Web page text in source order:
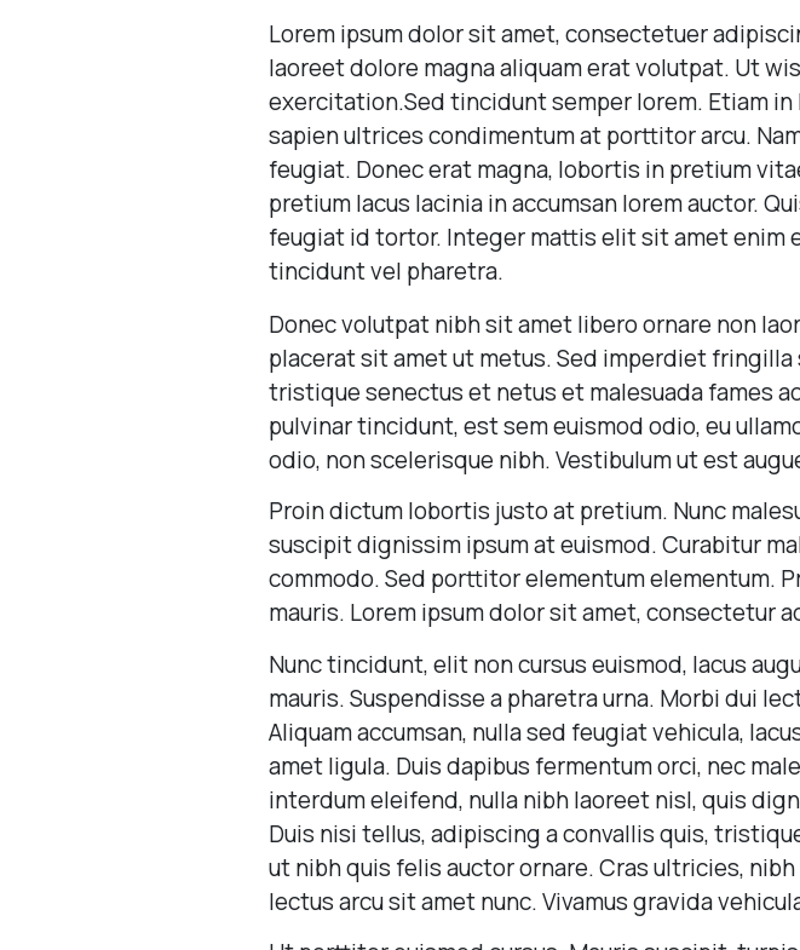
Lorem ipsum dolor sit amet, consectetuer
laoreet dolore magna aliquam erat volutpat. Ut
exercitation.Sed tincidunt semper lorem. Etiam
sapien ultrices condimentum at porttitor arcu.
feugiat. Donec erat magna, lobortis in pretium
pretium lacus lacinia in accumsan lorem auctor.
feugiat id tortor. Integer mattis elit sit amet enim
tincidunt vel pharetra.
Donec volutpat nibh sit amet libero ornare non
placerat sit amet ut metus. Sed imperdiet
tristique senectus et netus et malesuada fames
pulvinar tincidunt, est sem euismod odio, eu
odio, non scelerisque nibh. Vestibulum ut est
Proin dictum lobortis justo at pretium. Nunc
suscipit dignissim ipsum at euismod. Curabitur
commodo. Sed porttitor elementum elementum.
mauris. Lorem ipsum dolor sit amet, consectetur
Nunc tincidunt, elit non cursus euismod, lacus
mauris. Suspendisse a pharetra urna. Morbi dui
Aliquam accumsan, nulla sed feugiat vehicula,
amet ligula. Duis dapibus fermentum orci, nec
interdum eleifend, nulla nibh laoreet nisl, quis
Duis nisi tellus, adipiscing a convallis quis,
ut nibh quis felis auctor ornare. Cras ultricies,
lectus arcu sit amet nunc. Vivamus gravida